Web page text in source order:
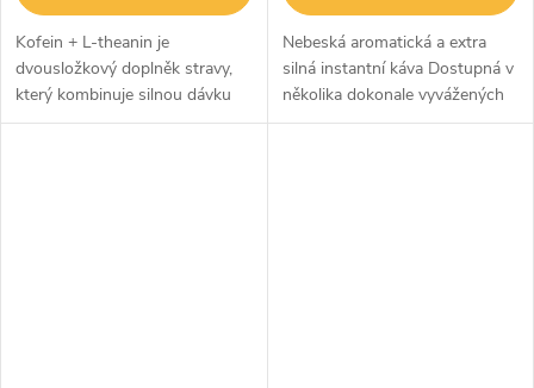
Kofein + L-theanin je
dvousložkový doplněk stravy,
který kombinuje silnou dávku
kofeinu s neesenciální
Nebeská aromatická a extra
silná instantní káva Dostupná v
několika dokonale vyvážených
příchutích Až 200 mg kofeinu v